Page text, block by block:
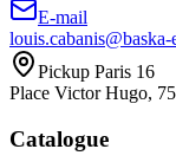
E-mail
Pickup Paris 16
Place Victor Hugo,
Catalogue